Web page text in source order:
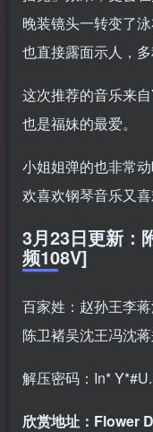
晚装镜头一转变了
也直接露面示人，
这次推荐的音乐来
也是福妹的最爱。
小姐姐弹的也非常
欢喜欢钢琴音乐又
3月23日更新：
频108V]
百家姓：赵孙王李
陈卫褚吴沈王冯沈
解压密码：In*
欣赏地址：Flower